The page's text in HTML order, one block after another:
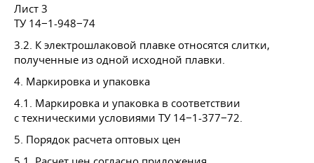
Лист 3
ТУ 14−1-948−74
3.2. К электрошлаковой плавке относятся слитки,
полученные из одной исходной плавки.
4. Маркировка и упаковка
4.1. Маркировка и упаковка в соответствии
с техническими условиями ТУ 14−1-377−72.
5. Порядок расчета оптовых цен